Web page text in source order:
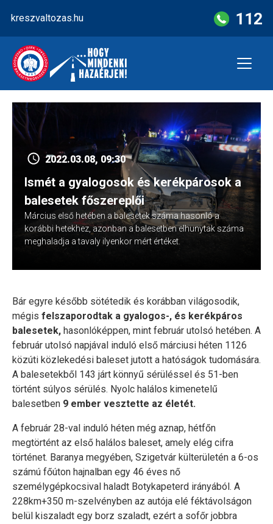
content
kreszvaltozas.hu 112
2022.03.08, 09:30
Ismét a gyalogosok és kerékpárosok a
balesetek főszereplői
Március első hetében a balesetek száma hasonló a
korábbi hetekhez, azonban a balesetben elhunytak száma
meghaladja a tavaly ilyenkor mért értéket.
Bár egyre később sötétedik és korábban világosodik,
mégis felszaporodtak a gyalogos-, és kerékpáros
balesetek, hasonlóképpen, mint február utolsó hetében. A
február utolsó napjával induló első márciusi héten 1126
közúti közlekedési baleset jutott a hatóságok tudomására.
A balesetekből 143 járt könnyű sérüléssel és 51-ben
történt súlyos sérülés. Nyolc halálos kimenetelű
balesetben 9 ember vesztette az életét.
A február 28-val induló héten még aznap, hétfőn
megtörtént az első halálos baleset, amely elég cifra
történet. Baranya megyében, Szigetvár külterületén a 6-os
számú főúton hajnalban egy 46 éves nő
személygépkocsival haladt Botykapeterd irányából. A
228km+350 m-szelvényben az autója elé féktávolságon
belül kiszaladt egy borz szaladt, ezért a sofőr jobbra